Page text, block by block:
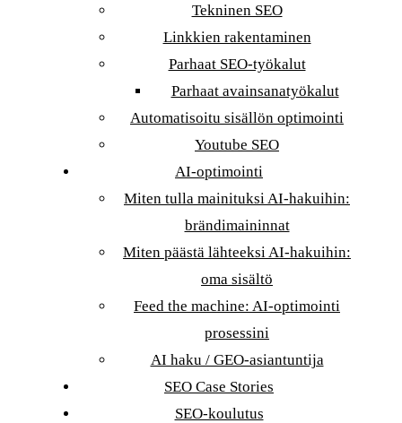
Tekninen SEO
Linkkien rakentaminen
Parhaat SEO-työkalut
Parhaat avainsanatyökalut
Automatisoitu sisällön optimointi
Youtube SEO
AI-optimointi
Miten tulla mainituksi AI-hakuihin:
brändimaininnat
Miten päästä lähteeksi AI-hakuihin:
oma sisältö
Feed the machine: AI-optimointi
prosessini
AI haku / GEO-asiantuntija
SEO Case Stories
SEO-koulutus